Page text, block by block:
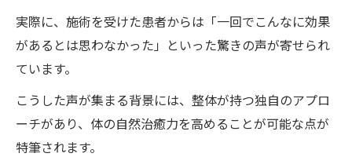
遺症を改善する方法
整体院ワイルドボディが提供する画期的な
一回の施術で得られる効果のメカニズム
施術前後の変化を見極めるポイント
整体院ワイルドボディでの施術がもたらす
実際に、施術を受けた患者からは「一回でこんなに効果
があるとは思わなかった」といった驚きの声が寄せられ
ています。
こうした声が集まる背景には、整体が持つ独自のアプロ
ーチがあり、体の自然治癒力を高めることが可能な点が
特筆されます。